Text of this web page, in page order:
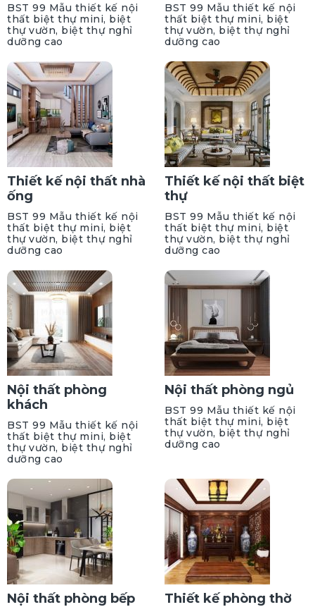
BST 99 Mẫu thiết kế nội
thất biệt thự mini, biệt
thự vườn, biệt thự nghỉ
dưỡng cao
BST 99 Mẫu thiết kế nội
thất biệt thự mini, biệt
thự vườn, biệt thự nghỉ
dưỡng cao
Thiết kế nội thất nhà
ống
BST 99 Mẫu thiết kế nội
thất biệt thự mini, biệt
thự vườn, biệt thự nghỉ
dưỡng cao
Thiết kế nội thất biệt
thự
BST 99 Mẫu thiết kế nội
thất biệt thự mini, biệt
thự vườn, biệt thự nghỉ
dưỡng cao
Nội thất phòng
khách
BST 99 Mẫu thiết kế nội
thất biệt thự mini, biệt
thự vườn, biệt thự nghỉ
dưỡng cao
Nội thất phòng ngủ
BST 99 Mẫu thiết kế nội
thất biệt thự mini, biệt
thự vườn, biệt thự nghỉ
dưỡng cao
Nội thất phòng bếp Thiết kế phòng thờ